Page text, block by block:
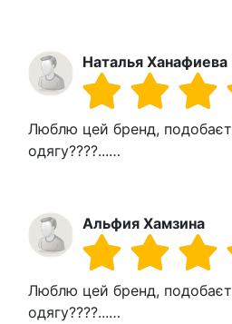
Наталья Ханафиева
Люблю цей бренд,
одягу????...…
Альфия Хамзина
Люблю цей бренд,
одягу????...…